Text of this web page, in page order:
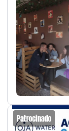
Patrocinado